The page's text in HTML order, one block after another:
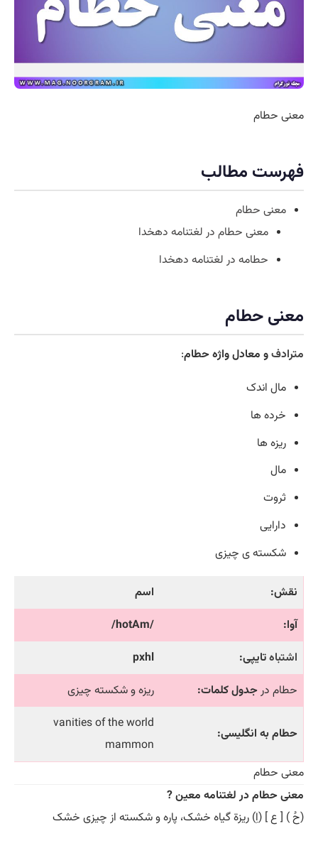
معنی حطام
فهرست مطالب
معنی حطام
معنی حطام در لغتنامه دهخدا
حطامه در لغتنامه دهخدا
معنی حطام
مترادفو معادل واژه حطام:
مال اندک
خرده ها
ریزه ها
مال
ثروت
دارایی
شکسته ی چیزی
نقش:
اسم
آوا:
/hotAm/
اشتباهتایپی:
pxhl
حطام درجدول کلمات: ریزه و شکسته چیزی
حطام به انگلیسی:
vanities of the world
mammon
معنی حطام
معنی حطام در لغتنامه معین ?
(حُ ) [ ع ] (اِ) ریزة گیاه خشک، پاره و شکسته از چیزی خشک